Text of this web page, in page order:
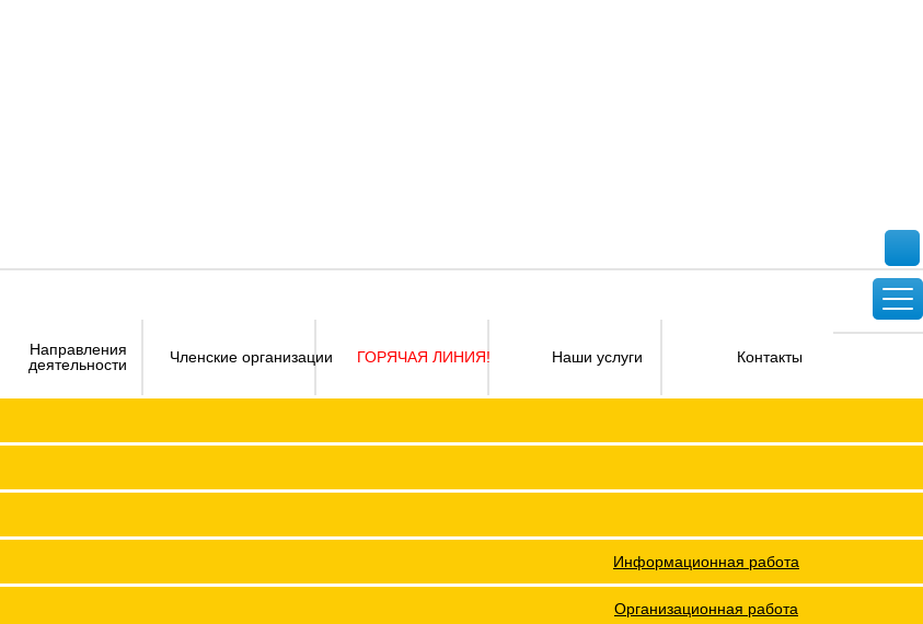
Решения Советов Федерации
Постановления президиумов
Направления
деятельности
Информационная работа
Организационная работа
Членские организации ГОРЯЧАЯ ЛИНИЯ! Наши услуги Контакты